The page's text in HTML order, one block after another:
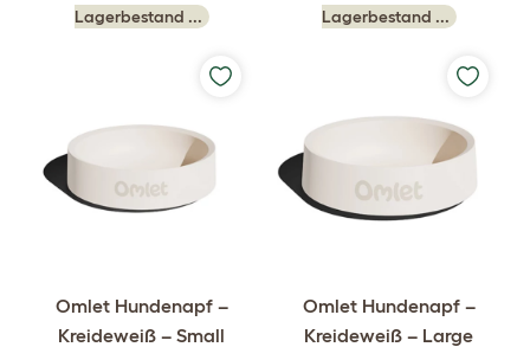
Lagerbestand ...
Lagerbestand ...
Omlet Hundenapf –
Kreideweiß – Small
Omlet Hundenapf –
Kreideweiß – Large